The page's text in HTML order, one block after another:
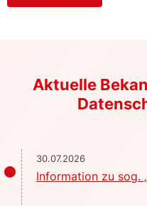
Aktuelle
30.07.2026
Information zu sog.